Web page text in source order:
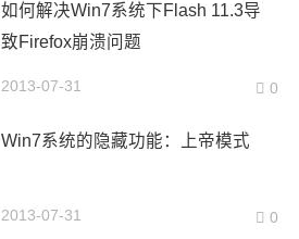
如何解决Win7系统下Flash 11.3导
致Firefox崩溃问题
2013-07-31 0
Win7系统的隐藏功能：上帝模式
2013-07-31 0